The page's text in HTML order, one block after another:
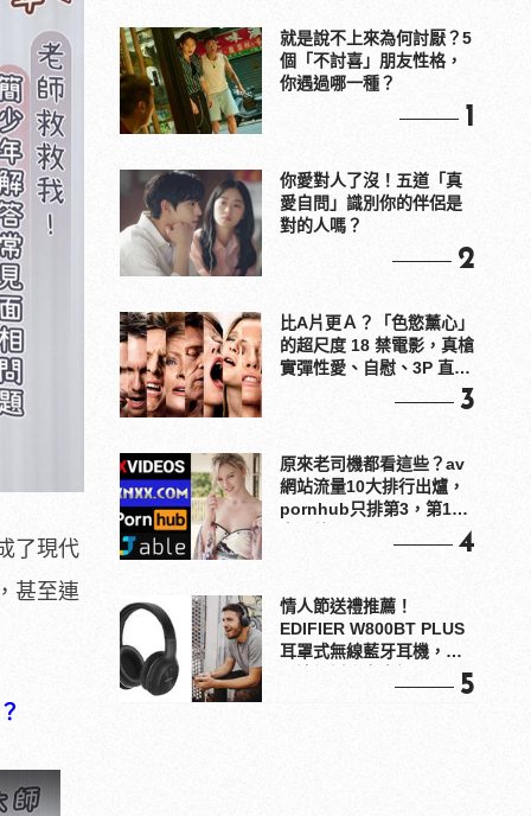
了現代
甚至連
就是說不上來為何討厭？5
個「不討喜」朋友性格，
你遇過哪一種？
1
你愛對人了沒！五道「真
愛自問」識別你的伴侶是
對的人嗎？
2
比A片更Ａ？「色慾薰心」
的超尺度 18 禁電影，真槍
實彈性愛、自慰、3P 直接
3
原來老司機都看這些？av
網站流量10大排行出爐，
pornhub只排第3，第1名
4
情人節送禮推薦！
EDIFIER W800BT PLUS
耳罩式無線藍牙耳機，在
5